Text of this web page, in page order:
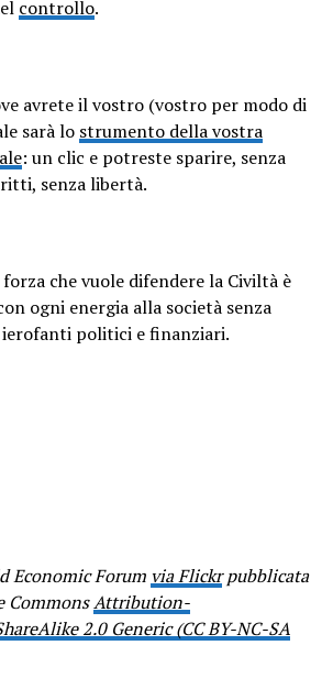
controllo.
avrete il vostro (vostro per modo di
sarà lo strumento della vostra
: un clic e potreste sparire, senza
senza libertà.
che vuole difendere la Civiltà è
ogni energia alla società senza
ierofanti politici e finanziari.
Economic Forum via Flickrpubblicata
CommonsAttribution-
2.0 Generic (CC BY-NC-SA